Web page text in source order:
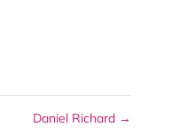
Daniel Richard →